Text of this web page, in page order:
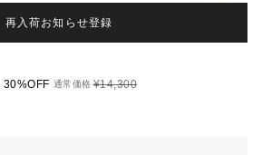
再入荷お知らせ登録
30%OFF 通常価格 ¥14,300